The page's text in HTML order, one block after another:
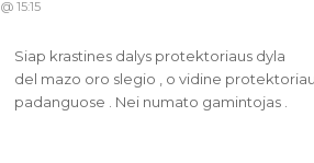
15:15
Siap krastines dalys protektoriaus dyla
del mazo oro slegio , o vidine
padanguose . Nei numato gamintojas .